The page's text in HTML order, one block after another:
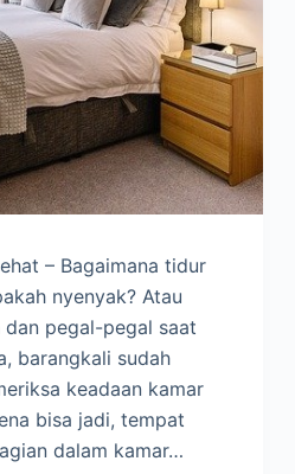
– Bagaimana tidur
nyenyak? Atau
dan pegal-pegal saat
barangkali sudah
keadaan kamar
bisa jadi, tempat
dalam kamar…